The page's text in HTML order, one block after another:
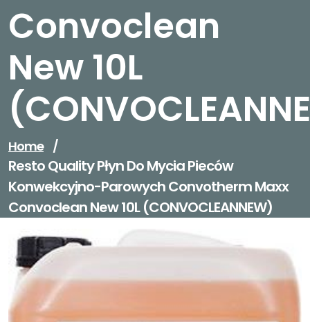
Convoclean
New 10L
Home /
Resto Quality Płyn Do Mycia Pieców
Konwekcyjno-Parowych Convotherm Maxx
Convoclean New 10L (CONVOCLEANNEW)